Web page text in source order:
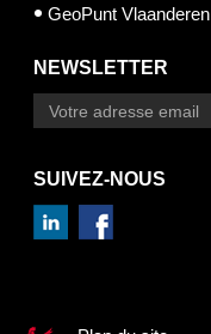
GeoPunt Vlaanderen
NEWSLETTER
SUIVEZ-NOUS